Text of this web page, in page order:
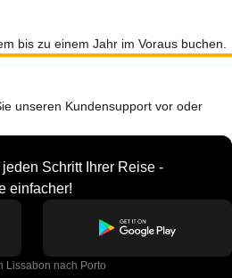
bis zu einem Jahr im Voraus buchen.
unseren Kundensupport vor oder
Schritt Ihrer Reise -
einfacher!
Lissabon nach Porto